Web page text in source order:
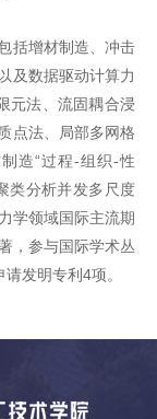
括增材制造、冲击
及数据驱动计算力
元法、流固耦合浸
点法、局部多网格
造“过程-组织-性
类分析并发多尺度
学领域国际主流期
，参与国际学术丛
发明专利4项。